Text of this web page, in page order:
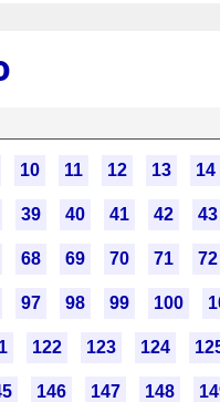
10 11 12 13 14
39 40 41 42 43
68 69 70 71 72
97 98 99 100
122 123 124
146 147 148